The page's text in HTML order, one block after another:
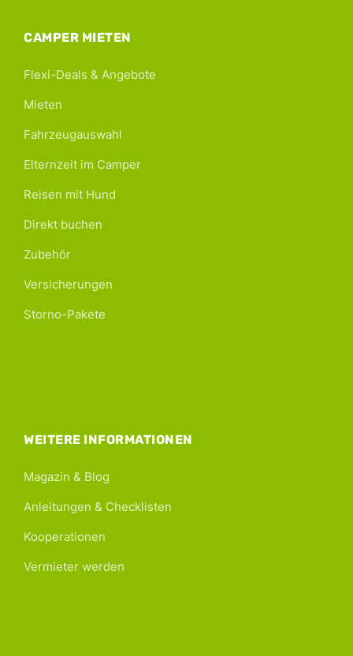
CAMPER MIETEN
Flexi-Deals & Angebote
Mieten
Fahrzeugauswahl
Elternzeit im Camper
Reisen mit Hund
Direkt buchen
Zubehör
Versicherungen
Storno-Pakete
WEITERE INFORMATIONEN
Magazin & Blog
Anleitungen & Checklisten
Kooperationen
Vermieter werden